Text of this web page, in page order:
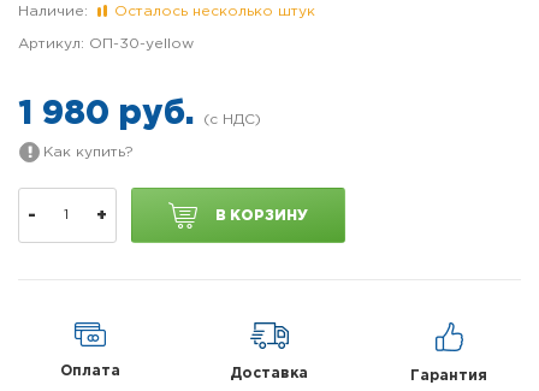
Наличие: Осталось несколько штук
Артикул: ОП-30-yellow
1 980 руб.
Как купить?
- + В КОРЗИНУ
Оплата Доставка Гарантия